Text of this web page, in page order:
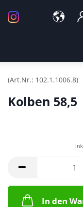
(Art.Nr.: 102.1.1006.8)
Kolben 58,5
In den